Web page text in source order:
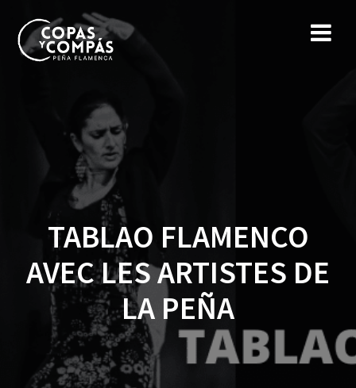
TABLAO FLAMENCO
AVEC LES ARTISTES DE
LA PEÑA